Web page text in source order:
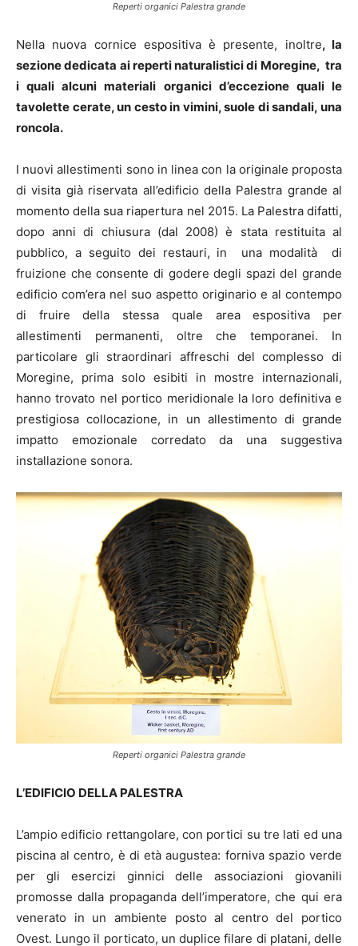
Reperti organici Palestra grande
Nella nuova cornice espositiva è presente, inoltre, la
sezione dedicata ai reperti naturalistici di Moregine, tra
i quali alcuni materiali organici d’eccezione quali le
tavolette cerate, un cesto in vimini, suole di sandali, una
roncola.
I nuovi allestimenti sono in linea con la originale proposta
di visita già riservata all’edificio della Palestra grande al
momento della sua riapertura nel 2015. La Palestra difatti,
dopo anni di chiusura (dal 2008) è stata restituita al
pubblico, a seguito dei restauri, in una modalità di
fruizione che consente di godere degli spazi del grande
edificio com’era nel suo aspetto originario e al contempo
di fruire della stessa quale area espositiva per
allestimenti permanenti, oltre che temporanei. In
particolare gli straordinari affreschi del complesso di
Moregine, prima solo esibiti in mostre internazionali,
hanno trovato nel portico meridionale la loro definitiva e
prestigiosa collocazione, in un allestimento di grande
impatto emozionale corredato da una suggestiva
installazione sonora.
Reperti organici Palestra grande
L’EDIFICIO DELLA PALESTRA
L’ampio edificio rettangolare, con portici su tre lati ed una
piscina al centro, è di età augustea: forniva spazio verde
per gli esercizi ginnici delle associazioni giovanili
promosse dalla propaganda dell’imperatore, che qui era
venerato in un ambiente posto al centro del portico
Ovest. Lungo il porticato, un duplice filare di platani, delle